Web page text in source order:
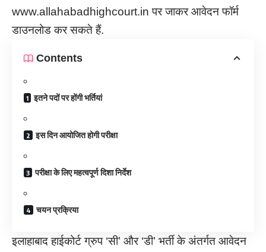
www.allahabadhighcourt.in पर जाकर आवेदन फॉर्म
डाउनलोड कर सकते हैं.
Contents
इतने पदों पर होंगी भर्तियां
इस दिन आयोजित होगी परीक्षा
परीक्षा के लिए महत्वपूर्ण दिशा निर्देश
चयन प्रक्रिया
इलाहाबाद हाईकोर्ट ग्रुप ‘सी’ और ‘डी’ भर्ती के अंतर्गत आवेदन